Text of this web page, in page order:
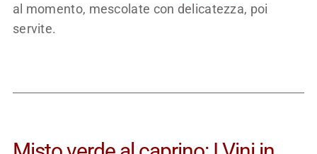
al momento, mescolate con delicatezza, poi
servite.